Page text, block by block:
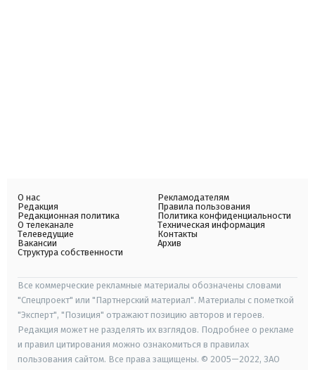
О нас
Редакция
Редакционная политика
О телеканале
Телеведущие
Вакансии
Структура собственности
Рекламодателям
Правила пользования
Политика конфиденциальности
Техническая информация
Контакты
Архив
Все коммерческие рекламные материалы обозначены словами
"Спецпроект" или "Партнерский материал". Материалы с пометкой
"Эксперт", "Позиция" отражают позицию авторов и героев.
Редакция может не разделять их взглядов. Подробнее о рекламе
и правил цитирования можно ознакомиться в правилах
пользования сайтом. Все права защищены. © 2005—2022, ЗАО